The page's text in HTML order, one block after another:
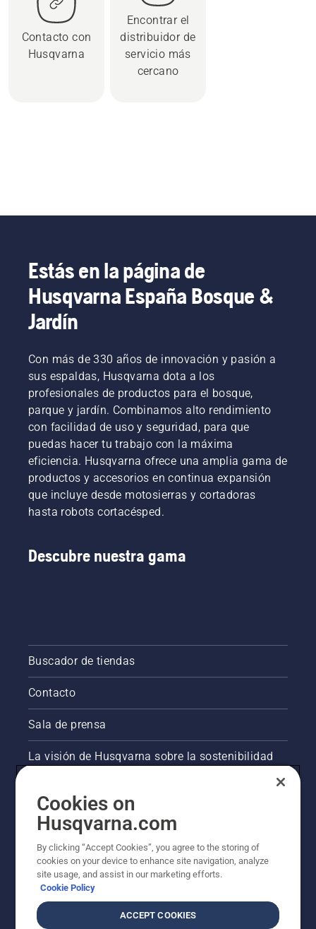
Contacto con
Husqvarna
Encontrar el
distribuidor de
servicio más
cercano
Estás en la página de
Husqvarna España Bosque &
Jardín
Con más de 330 años de innovación y pasión a
sus espaldas, Husqvarna dota a los
profesionales de productos para el bosque,
parque y jardín. Combinamos alto rendimiento
con facilidad de uso y seguridad, para que
puedas hacer tu trabajo con la máxima
eficiencia. Husqvarna ofrece una amplia gama de
productos y accesorios en continua expansión
que incluye desde motosierras y cortadoras
hasta robots cortacésped.
Descubre nuestra gama
Buscador de tiendas
Contacto
Sala de prensa
La visión de Husqvarna sobre la sostenibilidad
Otros sitios de Husqvarna
Cookies on
Husqvarna.com
By clicking “Accept Cookies”, you agree to the storing of
cookies on your device to enhance site navigation, analyze
site usage, and assist in our marketing efforts.
Cookie Policy
ACCEPT COOKIES